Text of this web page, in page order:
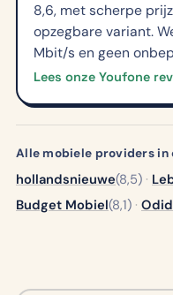
8,6, met scherpe
opzegbare variant.
Mbit/s en geen
Lees onze Youfone
Alle mobiele providers in
hollandsnieuwe(8,5) ·
Budget Mobiel(8,1) ·